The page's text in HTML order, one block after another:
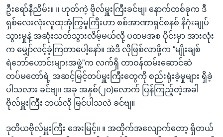
ဦးရော်နီညိမ်း။ ။ ဟုတ်ကဲ့ ဗိုလ်မှူးကြီးခင်ဗျ၊ နောက်တစ်ခုက ဒီ
ရှစ်လေးလုံးလူထုအုံကြွမှုကြီးဟာ စစ်အာဏာရှင်စနစ် နိဂုံးချုပ်
သွားမှုနဲ့ အဆုံးသတ်သွားလိမ့်မယ်လို့ ပထမအစ ပိုင်းမှာ အားလုံး
က မျှော်လင့်ခဲ့ကြတာပေါ့နော်။ အဲဒီ လိုဖြစ်လာဖို့က “မျိုးချစ်
ရဲဘော်ဟောင်းများအဖွဲ့”က လက်ရှိ တာဝန်ထမ်းဆောင်ဆဲ
တပ်မတော်ရဲ့ အဆင့်မြင့်တပ်မှူးကြီးတွေကို စည်းရုံးခဲ့မှုများ ရှိခဲ့
ပါသလား ခင်ဗျ။ အခု အနှစ်(၂၀)လောက် ပြန်ကြည့်တဲ့အခါ
ဗိုလ်မှူးကြီး ဘယ်လို မြင်ပါသလဲ ခင်ဗျ။
ဒုတိယဗိုလ်မှူးကြီး အေးမြင့်။ ။ အထိုက်အလျောက်တော့ ရှိတယ်